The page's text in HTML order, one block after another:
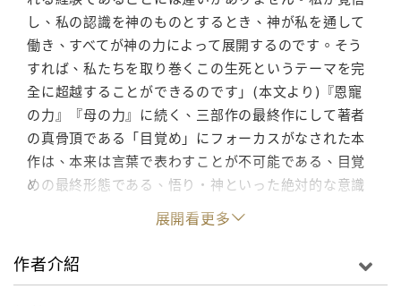
し、私の認識を神のものとするとき、神が私を通して
働き、すべてが神の力によって展開するのです。そう
すれば、私たちを取り巻くこの生死というテーマを完
全に超越することができるのです」(本文より)『恩寵
の力』『母の力』に続く、三部作の最終作にして著者
の真骨頂である「目覚め」にフォーカスがなされた本
作は、本来は言葉で表わすことが不可能である、目覚
めの最終形態である、悟り・神といった絶対的な意識
状態について、著者の卓越した言語化能力によって肉
迫するとともに、魂に直接作用し、理解を促す言外の
エネルギーに満ちたものとなった。インドやチベット
で多種多様な非日常的経験を積み、自らが「目覚め」
展開看更多
作者介紹